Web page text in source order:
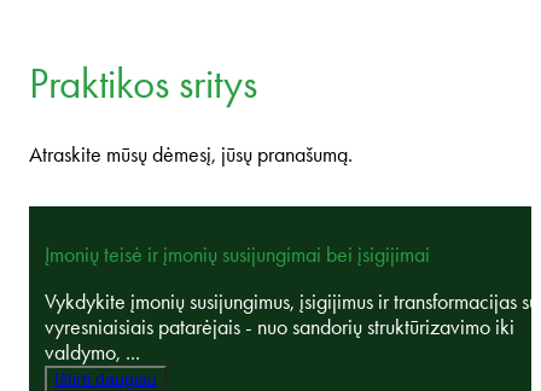
Praktikos sritys
Atraskite mūsų dėmesį, jūsų pranašumą.
Įmonių teisė ir įmonių susijungimai bei įsigijimai
Vykdykite įmonių susijungimus, įsigijimus ir transformacijas su
vyresniaisiais patarėjais - nuo sandorių struktūrizavimo iki
valdymo, ...
Ištirti daugiau